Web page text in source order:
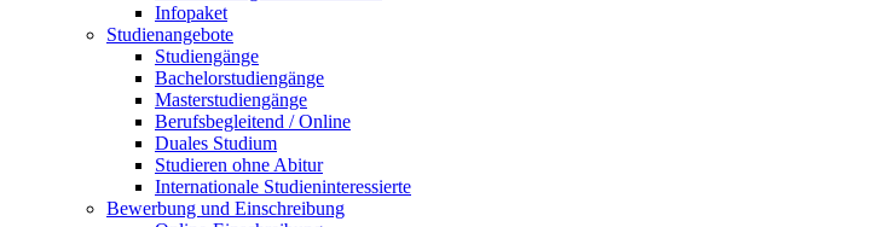
Infopaket
Studienangebote
Studiengänge
Bachelorstudiengänge
Masterstudiengänge
Berufsbegleitend / Online
Duales Studium
Studieren ohne Abitur
Internationale Studieninteressierte
Bewerbung und Einschreibung